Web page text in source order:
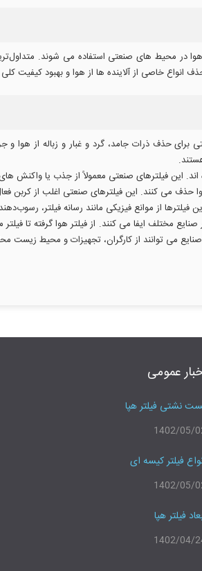
هوا در محیط های صنعتی استفاده می شوند.
انواع خاصی از آلاینده ها از هوا و بهبود کیفیت
برای حذف ذرات جامد، گرد و غبار و زباله از
این فیلترهای صنعتی معمولاً از جذب یا واکنش
فیلترها از موانع فیزیکی مانند رسانه فیلتر،
ایفا می کنند. از فیلتر هوا گرفته تا فیلتر
می توانند از کارگران، تجهیزات و محیط
عمومی
نشتی فیلتر هپا
1402/05/
فیلتر کیسه ای
1402/05/
فیلتر هپا
1402/04/